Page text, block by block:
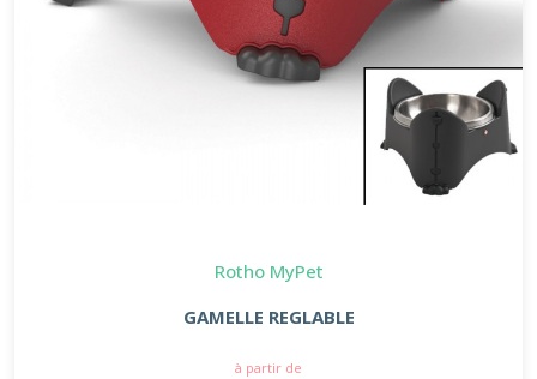
Rotho MyPet
GAMELLE REGLABLE
à partir de